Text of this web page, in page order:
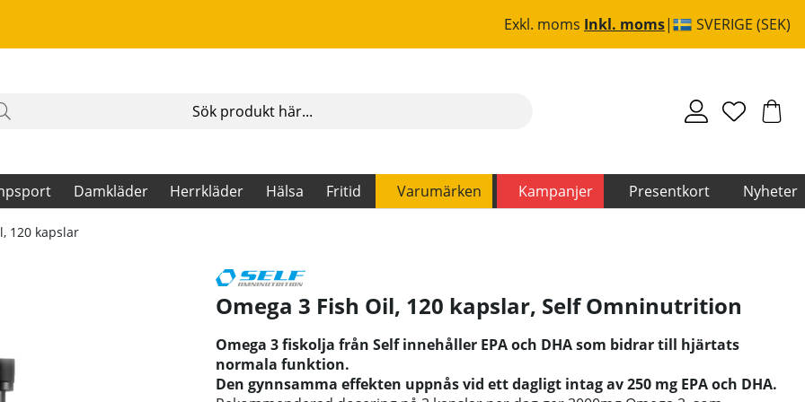
Exkl. moms Inkl. moms SVERIGE (SEK)
Damkläder Herrkläder Hälsa Fritid Varumärken Kampanjer Presentkort Nyheter
120 kapslar
Omega 3 Fish Oil, 120 kapslar, Self Omninutrition
Omega 3 fiskolja från Self innehåller EPA och DHA som bidrar till hjärtats
normala funktion.
Den gynnsamma effekten uppnås vid ett dagligt intag av 250 mg EPA och DHA.